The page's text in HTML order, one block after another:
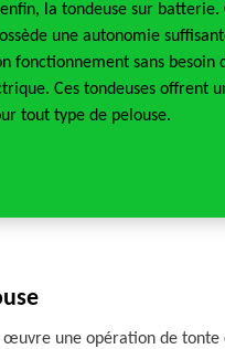
la tondeuse sur batterie.
une autonomie
fonctionnement sans besoin
Ces tondeuses offrent
tout type de pelouse.
une opération de tonte